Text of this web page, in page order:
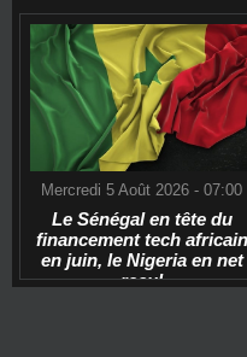
Mercredi 5 Août 2026 - 07:00
Le Sénégal en tête du
financement tech africain
en juin, le Nigeria en net
recul